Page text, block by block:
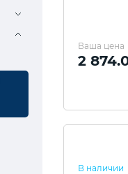
Ваша цена
2
В наличии